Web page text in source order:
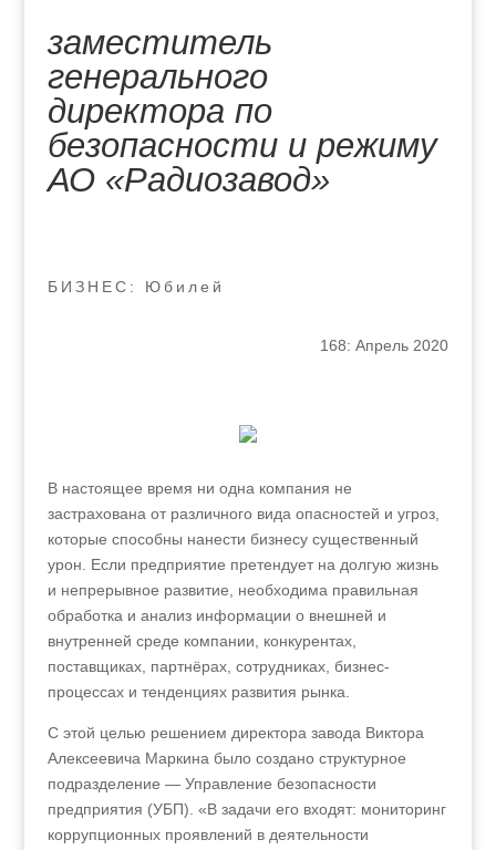
заместитель
генерального
директора по
безопасности и режиму
АО «Радиозавод»
БИЗНЕС: Юбилей
168: Апрель 2020
В настоящее время ни одна компания не
застрахована от различного вида опасностей и угроз,
которые способны нанести бизнесу существенный
урон. Если предприятие претендует на долгую жизнь
и непрерывное развитие, необходима правильная
обработка и анализ информации о внешней и
внутренней среде компании, конкурентах,
поставщиках, партнёрах, сотрудниках, бизнес-
процессах и тенденциях развития рынка.
С этой целью решением директора завода Виктора
Алексеевича Маркина было создано структурное
подразделение — Управление безопасности
предприятия (УБП). «В задачи его входят: мониторинг
коррупционных проявлений в деятельности